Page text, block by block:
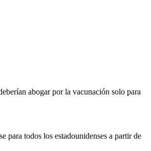
abogar por la vacunación solo para
para todos los estadounidenses a partir de